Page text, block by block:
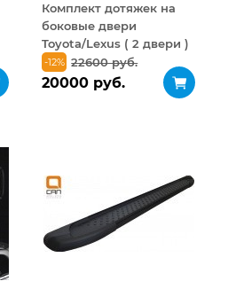
Комплект дотяжек на
боковые двери
Toyota/Lexus ( 2 двери )
Type 122600 руб.
-12%
20000 руб.